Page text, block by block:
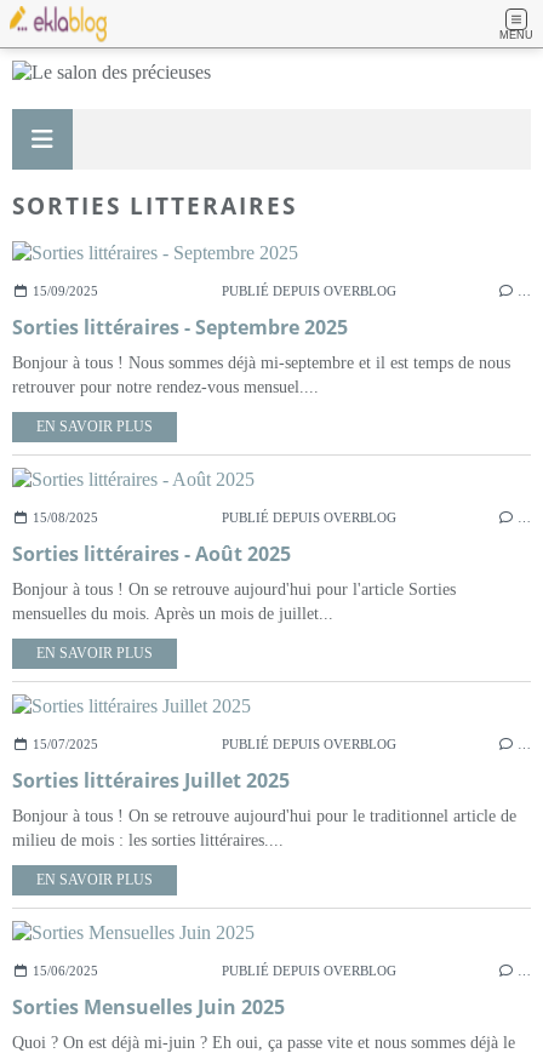
MENU
SORTIES LITTERAIRES
15/09/2025 PUBLIÉ DEPUIS OVERBLOG
Sorties littéraires - Septembre 2025
Bonjour à tous ! Nous sommes déjà mi-septembre et il est temps de nous
retrouver pour notre rendez-vous mensuel....
EN SAVOIR PLUS
15/08/2025 PUBLIÉ DEPUIS OVERBLOG
Sorties littéraires - Août 2025
Bonjour à tous ! On se retrouve aujourd'hui pour l'article Sorties
mensuelles du mois. Après un mois de juillet...
EN SAVOIR PLUS
15/07/2025 PUBLIÉ DEPUIS OVERBLOG
Sorties littéraires Juillet 2025
Bonjour à tous ! On se retrouve aujourd'hui pour le traditionnel article de
milieu de mois : les sorties littéraires....
EN SAVOIR PLUS
15/06/2025 PUBLIÉ DEPUIS OVERBLOG
Sorties Mensuelles Juin 2025
Quoi ? On est déjà mi-juin ? Eh oui, ça passe vite et nous sommes déjà le